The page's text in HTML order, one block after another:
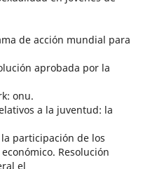
de acción mundial para
aprobada por la
onu.
a la juventud: la
participación de los
Resolución
el